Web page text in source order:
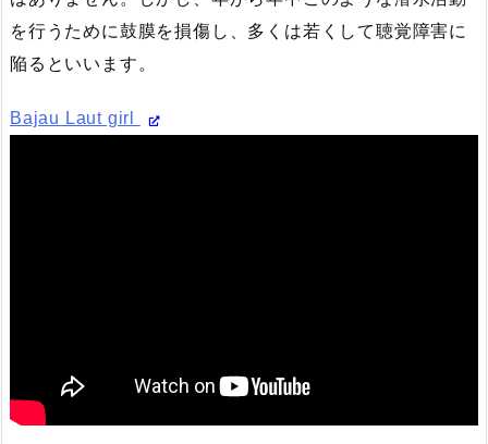
を行うために鼓膜を損傷し、多くは若くして聴覚障害に
陥るといいます。
Bajau Laut girl